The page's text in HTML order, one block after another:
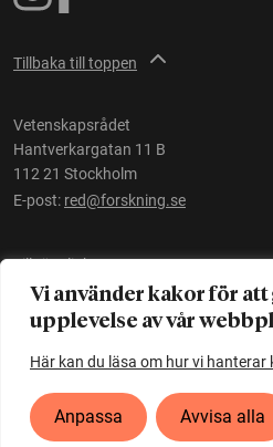
Vi använder kakor för att
upplevelse av vår
Här kan du läsa om hur vi hanterar
Anpassa Avvisa alla
Tillbaka till toppen
Vetenskapsrådet
Hantverkargatan 11 B
112 21 Stockholm
E-post: red@forskning.se
Tillgänglighet
Ett initiativ avVetenskapsrådet